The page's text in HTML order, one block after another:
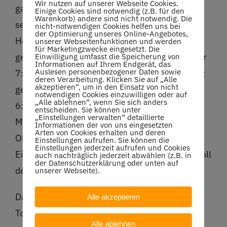
gabs ein neues Gesicht: Simone Agostini gab
sein Debut gegen Lagger und gewann 6:4/6:3.
Henry Tschech auf 4 spielte gegen Kautz und
gewann 7:5/6:1.Luca Schondelmaier auf 5 war
7:5/6:0 gegen Kiem erfolgreich und Fredi Rast
gewann auf Position 6 gegen Ritter
6:7/6:2/10:7, auch im Tie-Break. Nach dem
Match gegen Ravensburg lieferten die
Oberstenfelder schon wieder ein 6:0 nach den
Einzeln ab, Sportwart Jens Stottmeister war voll
des Lobs.
Daß Jakob Sude immer noch ein
Topptennisspieler ist, konnte er im Doppel
Wir nutzen auf unserer Webseite Cookies.
Einige Cookies sind notwendig (z.B. für den
Warenkorb) andere sind nicht notwendig. Die
nicht-notwendigen Cookies helfen uns bei
der Optimierung unseres Online-Angebotes,
unserer Webseitenfunktionen und werden
für Marketingzwecke eingesetzt. Die
Einwilligung umfasst die Speicherung von
Informationen auf Ihrem Endgerät, das
Auslesen personenbezogener Daten sowie
deren Verarbeitung. Klicken Sie auf „Alle
akzeptieren“, um in den Einsatz von nicht
notwendigen Cookies einzuwilligen oder auf
„Alle ablehnen“, wenn Sie sich anders
entscheiden. Sie können unter
„Einstellungen verwalten“ detaillierte
Informationen der von uns eingesetzten
Arten von Cookies erhalten und deren
Einstellungen aufrufen. Sie können die
Einstellungen jederzeit aufrufen und Cookies
auch nachträglich jederzeit abwählen (z.B. in
der Datenschutzerklärung oder unten auf
unserer Webseite).
Alle akzeptieren
Alle ablehnen